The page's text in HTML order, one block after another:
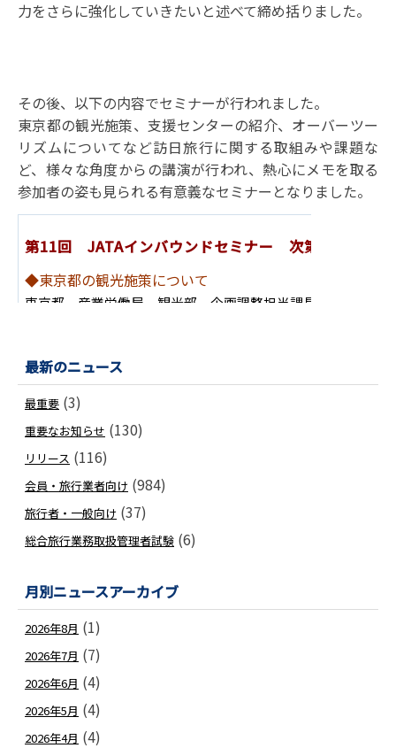
力をさらに強化していきたいと述べて締め括りました。
その後、以下の内容でセミナーが行われました。
東京都の観光施策、支援センターの紹介、オーバーツー
リズムについてなど訪日旅行に関する取組みや課題な
ど、様々な角度からの講演が行われ、熱心にメモを取る
参加者の姿も見られる有意義なセミナーとなりました。
第11回 JATAインバウンドセミナー 次第
◆東京都の観光施策について
東京都 産業労働局 観光部 企画調整担当課長 國生
公益財団法人 東京観光財団 観光産業振興部 次長 兼 観
◆広域関東におけるインバウンドの現状とこれからの展
国土交通省 関東運輸局 観光部 国際観光課 課長 原 絵
◆インバウンドにも対応する「持続可能な観光」という
国土交通省 観光庁 観光産業課 専門官 大野 一 様
◆日本がインバウンドを受けることの意味-オーバーツー
帝京大学 経済学部 観光経営学科 教授 吉村 久夫 様
最新のニュース
最重要 (3)
重要なお知らせ (130)
リリース (116)
会員・旅行業者向け (984)
旅行者・一般向け (37)
総合旅行業務取扱管理者試験 (6)
月別ニュースアーカイブ
2026年8月 (1)
2026年7月 (7)
2026年6月 (4)
2026年5月 (4)
2026年4月 (4)